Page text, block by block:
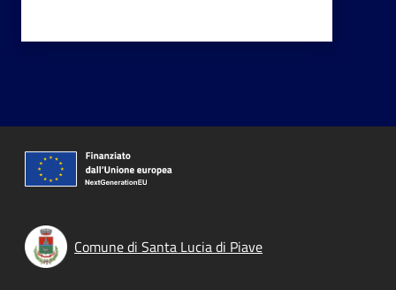
Comune di Santa Lucia di Piave